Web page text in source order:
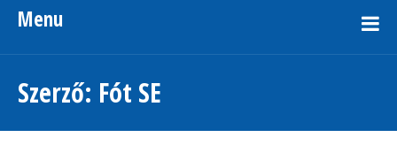
Menu
Szerző: Fót SE